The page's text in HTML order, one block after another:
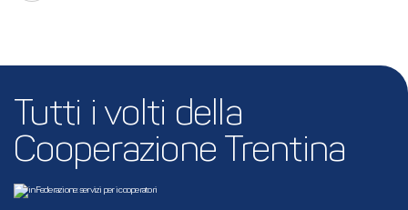
Tutti i volti della
Cooperazione Trentina